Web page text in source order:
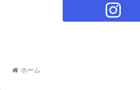
ホーム